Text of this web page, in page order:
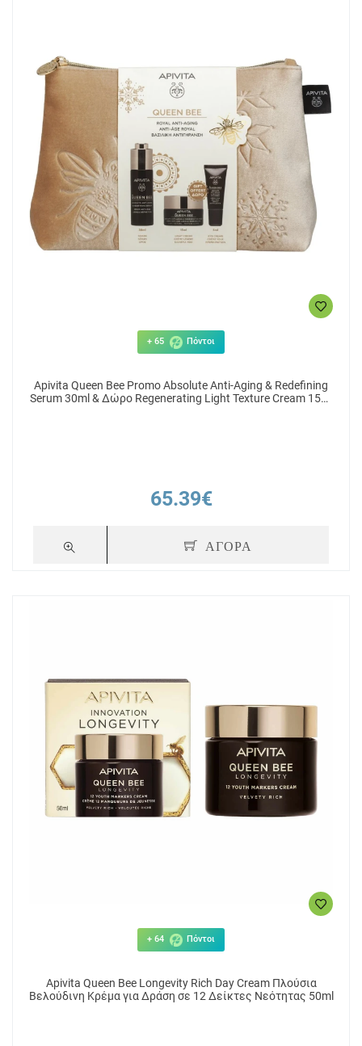
+ 65 Πόντοι
Apivita Queen Bee Promo Absolute Anti-Aging & Redefining
Serum 30ml & Δώρο Regenerating Light Texture Cream 15ml
65.39€
ΑΓΟΡΑ
+ 64 Πόντοι
Apivita Queen Bee Longevity Rich Day Cream Πλούσια
Βελούδινη Κρέμα για Δράση σε 12 Δείκτες Νεότητας 50ml